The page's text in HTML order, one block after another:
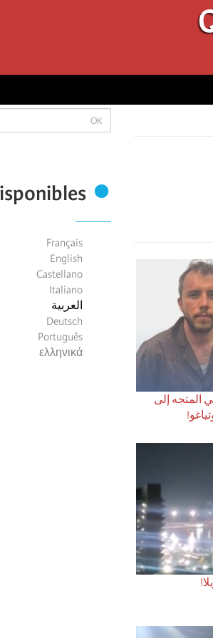
OK
Français
English
Castellano
Italiano
العربية
Deutsch
Português
ελληνικά
المتجه إلى